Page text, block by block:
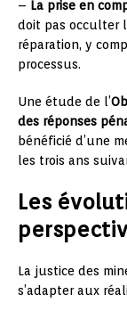
– La prise en
doit pas occulter
réparation, y
processus.
Une étude de l’
des réponses
bénéficié d’une
les trois ans
Les
La justice des
s’adapter aux